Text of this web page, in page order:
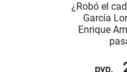
¿Robó el
García
Enrique
pvp.